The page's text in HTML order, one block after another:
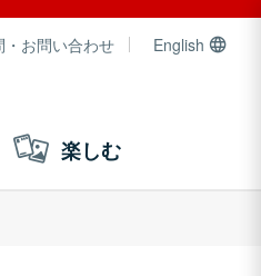
・お問い合わせ English
楽しむ